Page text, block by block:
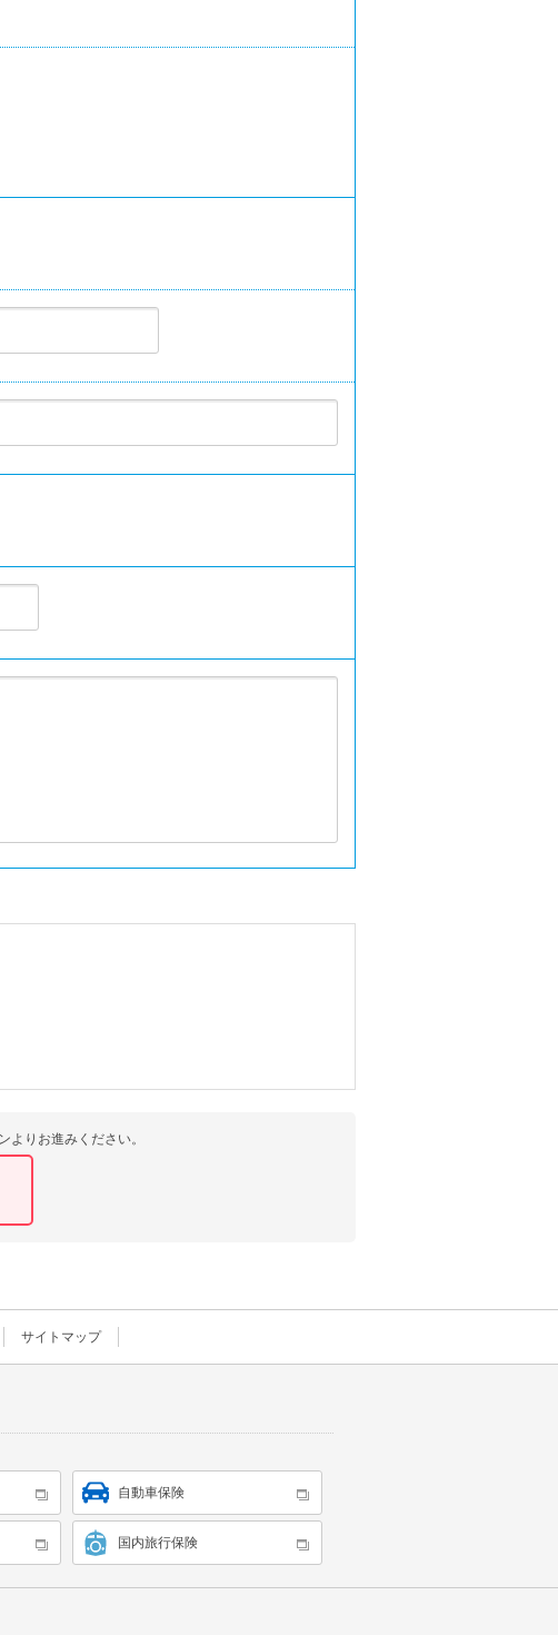
、連絡先、ご希望された保険サービスの内容等を、当
できませんのでご了承ください。
者提供記録の開示、または第三者への提供停止をご
よりお進みください。
サイトマップ
自動車保険
国内旅行保険